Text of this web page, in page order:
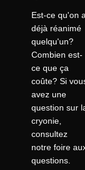
Est-ce qu'on a
déjà réanimé
quelqu'un?
Combien est-
ce que ça
coûte? Si
avez une
question sur
cryonie,
consultez
notre foire
questions.